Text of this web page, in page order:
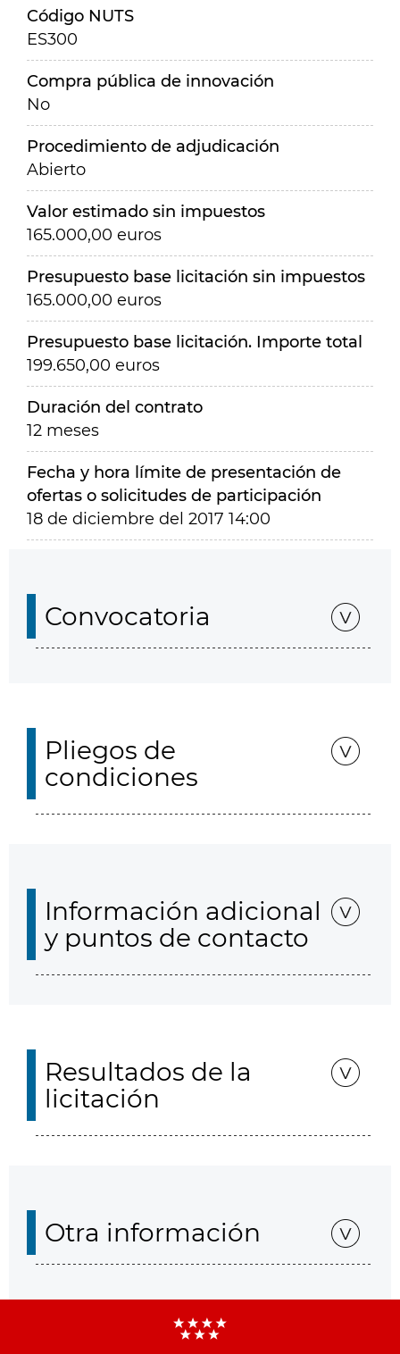
Código NUTS
ES300
Compra pública de innovación
No
Procedimiento de adjudicación
Abierto
Valor estimado sin impuestos
165.000,00 euros
Presupuesto base licitación sin impuestos
165.000,00 euros
Presupuesto base licitación. Importe total
199.650,00 euros
Duración del contrato
12 meses
Fecha y hora límite de presentación de
ofertas o solicitudes de participación
18 de diciembre del 2017 14:00
Convocatoria
Pliegos de
condiciones
Información adicional
y puntos de contacto
Resultados de la
licitación
Otra información